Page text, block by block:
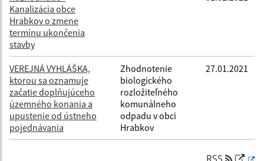
Kanalizácia obce
Hrabkov o zmene
termínu ukončenia
stavby
VEREJNÁ VYHLÁŠKA,
ktorou sa oznamuje
začatie doplňujúceho
územného konania a
upustenie od ústneho
pojednávania
Zhodnotenie
biologického
rozložiteľného
komunálneho
odpadu v obci
Hrabkov
27.01.2021